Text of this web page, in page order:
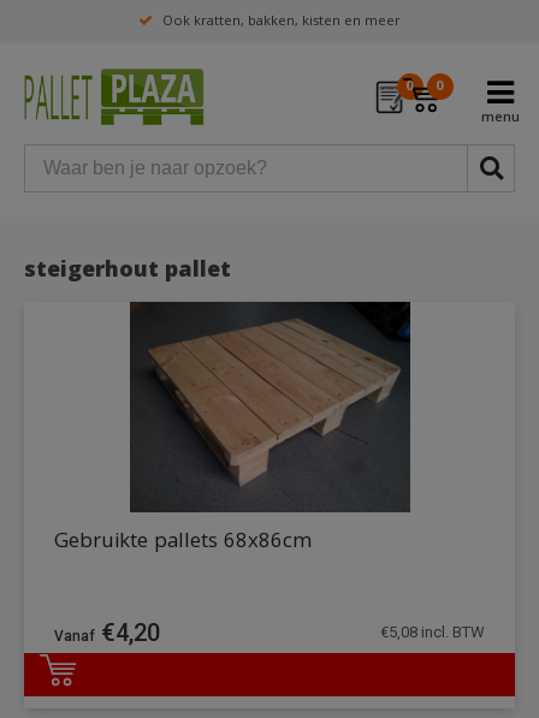
Ook kratten, bakken, kisten en meer
0 0
steigerhout pallet
DETAILS
Gebruikte pallets 68x86cm
€4,20 €5,08 incl. BTW